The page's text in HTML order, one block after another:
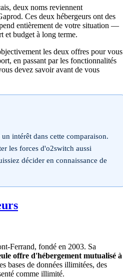
deux noms reviennent
Ces deux hébergeurs ont des
entièrement de votre situation —
et budget à long terme.
les deux offres pour vous
en passant par les fonctionnalités
devez savoir avant de vous
intérêt dans cette comparaison.
les forces d'o2switch aussi
décider en connaissance de
Ferrand, fondé en 2003. Sa
offre d'hébergement mutualisé à
bases de données illimitées, des
comme illimité.